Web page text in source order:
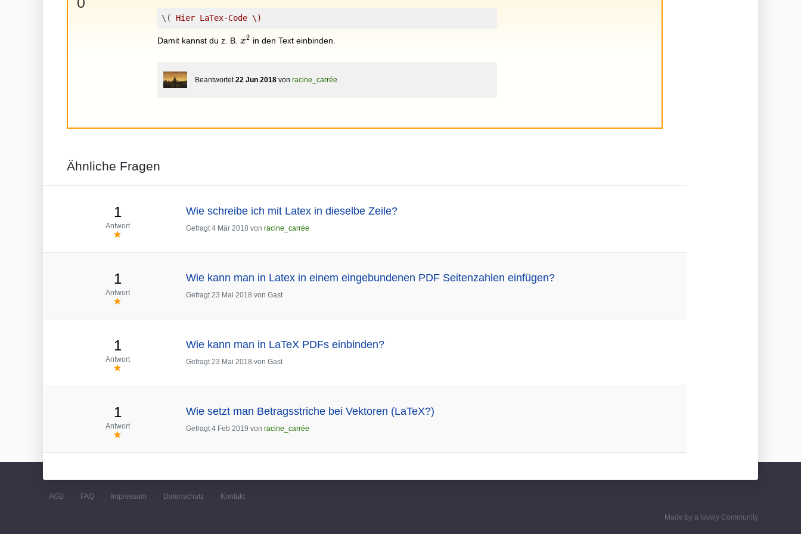
\( Hier LaTex-Code \)
Damit kannst du z. B.x^2
x2 in den Text einbinden.
Beantwortet 22 Jun 2018 vonracine_carrée
Ähnliche Fragen
1
Antwort
Wie schreibe ich mit Latex in dieselbe Zeile?
Gefragt 4 Mär 2018 von racine_carrée
1
Antwort
Wie kann man in Latex in einem eingebundenen PDF Seitenzahlen einfügen?
Gefragt 23 Mai 2018 von Gast
1
Antwort
Wie kann man in LaTeX PDFs einbinden?
Gefragt 23 Mai 2018 von Gast
1
Antwort
Wie setzt man Betragsstriche bei Vektoren (LaTeX?)
Gefragt 4 Feb 2019 von racine_carrée
AGB FAQ Impressum Datenschutz Kontakt
Made by a lovely Community